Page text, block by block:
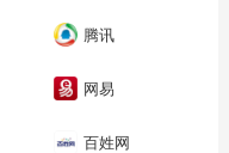
腾讯
网易
百姓网